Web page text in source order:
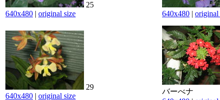
25
640x480 | original size 640x480 | original
29
640x480 | original size
バーべナ